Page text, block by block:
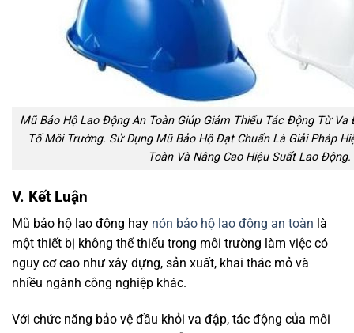
Mũ Bảo Hộ Lao Động An Toàn Giúp Giảm Thiểu Tác Động Từ Va
Tố Môi Trường. Sử Dụng Mũ Bảo Hộ Đạt Chuẩn Là Giải Pháp
Toàn Và Nâng Cao Hiệu Suất Lao Động.
V. Kết Luận
Mũ bảo hộ lao động hay nón bảo hộ lao động an toàn là
một thiết bị không thể thiếu trong môi trường làm việc có
nguy cơ cao như xây dựng, sản xuất, khai thác mỏ và
nhiều ngành công nghiệp khác.
Với chức năng bảo vệ đầu khỏi va đập, tác động của môi